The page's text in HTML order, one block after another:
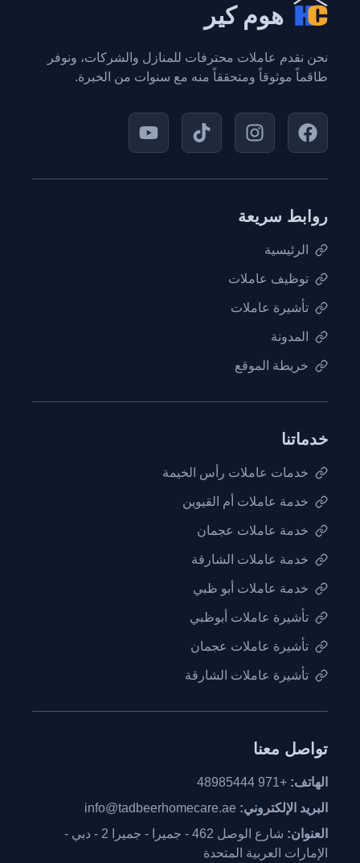
هوم كير
نحن نقدم عاملات محترفات للمنازل والشركات، ونوفر
طاقماً موثوقاً ومتحققاً منه مع سنوات من الخبرة.
روابط سريعة
الرئيسية
توظيف عاملات
تأشيرة عاملات
المدونة
خريطة الموقع
خدماتنا
خدمات عاملات رأس الخيمة
خدمة عاملات أم القيوين
خدمة عاملات عجمان
خدمة عاملات الشارقة
خدمة عاملات أبو ظبي
تأشيرة عاملات أبوظبي
تأشيرة عاملات عجمان
تأشيرة عاملات الشارقة
تواصل معنا
الهاتف: +971 48985444
البريد الإلكتروني:
العنوان:
شارع الوصل 462 - جميرا - جميرا 2 - دبي -
الإمارات العربية المتحدة